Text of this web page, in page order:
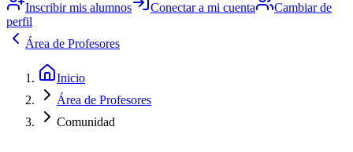
Inscribir mis alumnos Conectar a mi cuenta
Cambiar de
perfil
Área de Profesores
Inicio
Área de Profesores
Comunidad